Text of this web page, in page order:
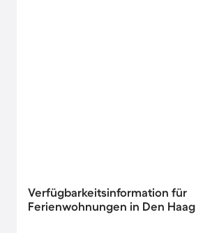
Verfügbarkeitsinformation für
Ferienwohnungen in Den Haag